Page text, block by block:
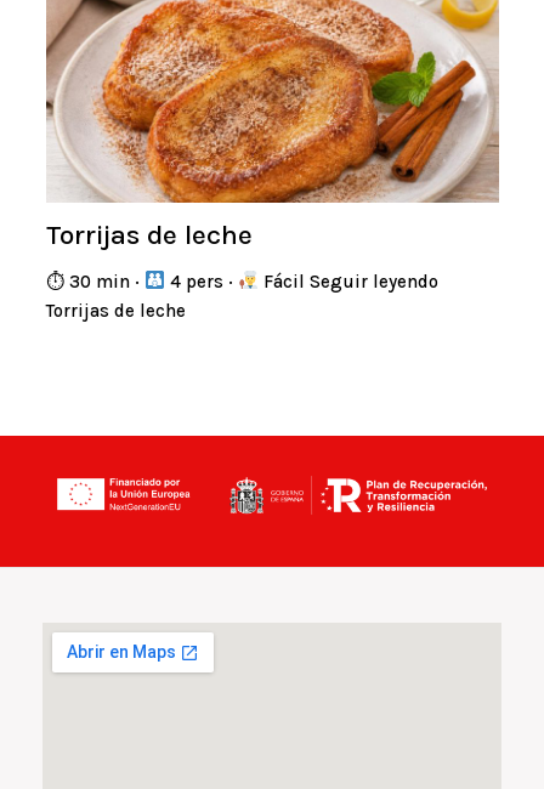
Torrijas de leche
⏱ 30 min · 4 pers ·
Fácil Seguir leyendo
Torrijas de leche